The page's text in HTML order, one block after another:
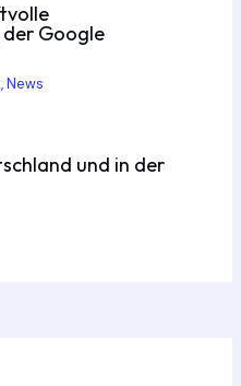
der Google
,News
und in der